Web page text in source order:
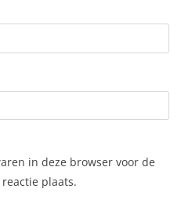
in deze browser voor de
plaats.